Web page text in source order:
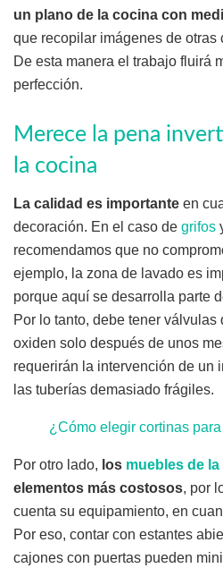
un plano de la cocina con
que recopilar imágenes de otras
De esta manera el trabajo fluirá
perfección.
Merece la pena
la cocina
La calidad es importante en
decoración. En el caso de grifos
recomendamos que no
ejemplo, la zona de lavado es
porque aquí se desarrolla parte
Por lo tanto, debe tener
oxiden solo después de unos
requerirán la intervención de un
las tuberías demasiado frágiles.
¿Cómo elegir cortinas
Por otro lado, los muebles de
elementos más costosos, por
cuenta su equipamiento, en
Por eso, contar con estantes
cajones con puertas pueden